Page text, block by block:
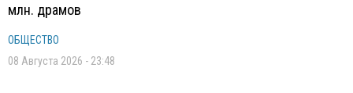
млн. драмов
ОБЩЕСТВО
08 Августа 2026 - 23:48